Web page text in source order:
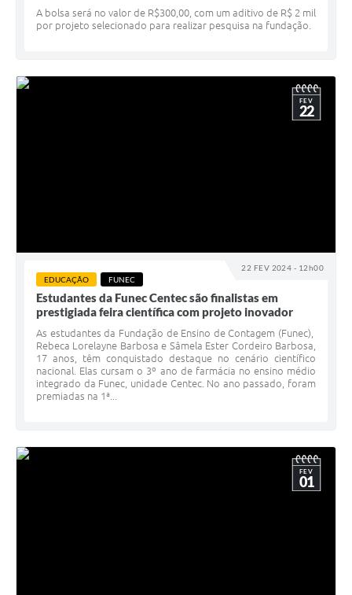
A bolsa será no valor de R$300,00, com um aditivo de R$ 2 mil
por projeto selecionado para realizar pesquisa na fundação.
22 FEV 2024 - 12h00
FEV
22
EDUCAÇÃO FUNEC
Estudantes da Funec Centec são finalistas em
prestigiada feira científica com projeto inovador
As estudantes da Fundação de Ensino de Contagem (Funec),
Rebeca Lorelayne Barbosa e Sâmela Ester Cordeiro Barbosa,
17 anos, têm conquistado destaque no cenário científico
nacional. Elas cursam o 3º ano de farmácia no ensino médio
integrado da Funec, unidade Centec. No ano passado, foram
premiadas na 1ª...
FEV
01